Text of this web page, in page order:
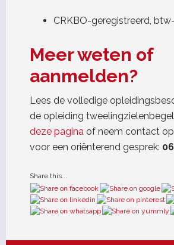
CRKBO-geregistreerd,
Meer weten of
aanmelden?
Lees de volledige
de opleiding
deze pagina of neem contact
voor een oriënterend gesprek:
Share this...